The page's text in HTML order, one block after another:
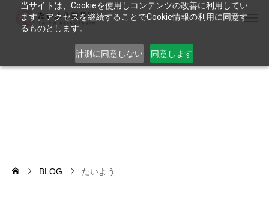
当サイトは、Cookieを使用しコンテンツの改善に利用してい
ます。アクセスを継続することでCookie情報の利用に同意す
るものとします。
計測に同意しない 同意します
BLOG たいよう